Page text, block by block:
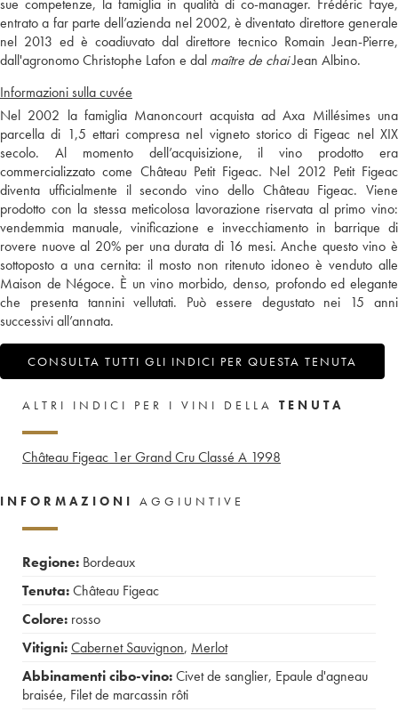
sue competenze, la famiglia in qualità di co-manager. Frédéric Faye,
entrato a far parte dell’azienda nel 2002, è diventato direttore generale
nel 2013 ed è coadiuvato dal direttore tecnico Romain Jean-Pierre,
dall'agronomo Christophe Lafon e dal maître de chaiJean Albino.
Informazioni sulla cuvée
Nel 2002 la famiglia Manoncourt acquista ad Axa Millésimes una
parcella di 1,5 ettari compresa nel vigneto storico di Figeac nel XIX
secolo. Al momento dell’acquisizione, il vino prodotto era
commercializzato come Château Petit Figeac. Nel 2012 Petit Figeac
diventa ufficialmente il secondo vino dello Château Figeac. Viene
prodotto con la stessa meticolosa lavorazione riservata al primo vino:
vendemmia manuale, vinificazione e invecchiamento in barrique di
rovere nuove al 20% per una durata di 16 mesi. Anche questo vino è
sottoposto a una cernita: il mosto non ritenuto idoneo è venduto alle
Maison de Négoce. È un vino morbido, denso, profondo ed elegante
che presenta tannini vellutati. Può essere degustato nei 15 anni
successivi all’annata.
CONSULTA TUTTI GLI INDICI PER QUESTA TENUTA
ALTRI INDICI PER I VINI DELLA TENUTA
Château Figeac 1er Grand Cru Classé A 1998
INFORMAZIONI AGGIUNTIVE
Regione: Bordeaux
Tenuta:Château Figeac
Colore: rosso
Vitigni:Cabernet Sauvignon, Merlot
Abbinamenti cibo-vino:Civet de sanglier, Epaule d'agneau
braisée, Filet de marcassin rôti